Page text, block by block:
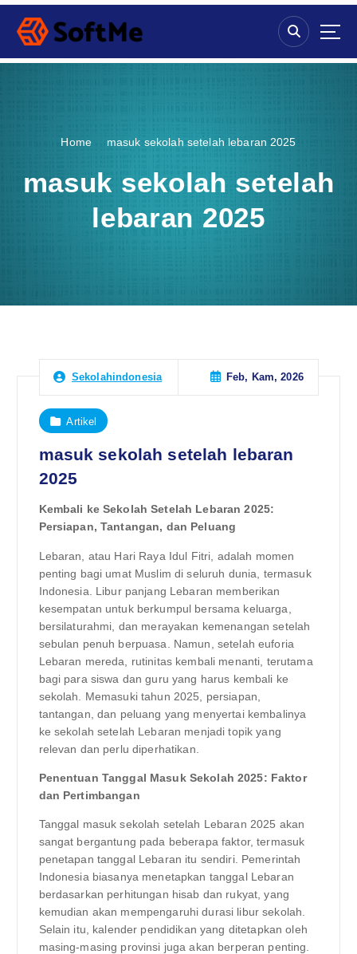
S
p
Home masuk sekolah setelah lebaran 2025
masuk sekolah setelah
lebaran 2025
Sekolahindonesia Feb, Kam, 2026
Artikel
masuk sekolah setelah lebaran
2025
Kembali ke Sekolah Setelah Lebaran 2025:
Persiapan, Tantangan, dan Peluang
Lebaran, atau Hari Raya Idul Fitri, adalah momen
penting bagi umat Muslim di seluruh dunia, termasuk
Indonesia. Libur panjang Lebaran memberikan
kesempatan untuk berkumpul bersama keluarga,
bersilaturahmi, dan merayakan kemenangan setelah
sebulan penuh berpuasa. Namun, setelah euforia
Lebaran mereda, rutinitas kembali menanti, terutama
bagi para siswa dan guru yang harus kembali ke
sekolah. Memasuki tahun 2025, persiapan,
tantangan, dan peluang yang menyertai kembalinya
ke sekolah setelah Lebaran menjadi topik yang
relevan dan perlu diperhatikan.
Penentuan Tanggal Masuk Sekolah 2025: Faktor
dan Pertimbangan
Tanggal masuk sekolah setelah Lebaran 2025 akan
sangat bergantung pada beberapa faktor, termasuk
penetapan tanggal Lebaran itu sendiri. Pemerintah
Indonesia biasanya menetapkan tanggal Lebaran
berdasarkan perhitungan hisab dan rukyat, yang
kemudian akan mempengaruhi durasi libur sekolah.
Selain itu, kalender pendidikan yang ditetapkan oleh
masing-masing provinsi juga akan berperan penting.